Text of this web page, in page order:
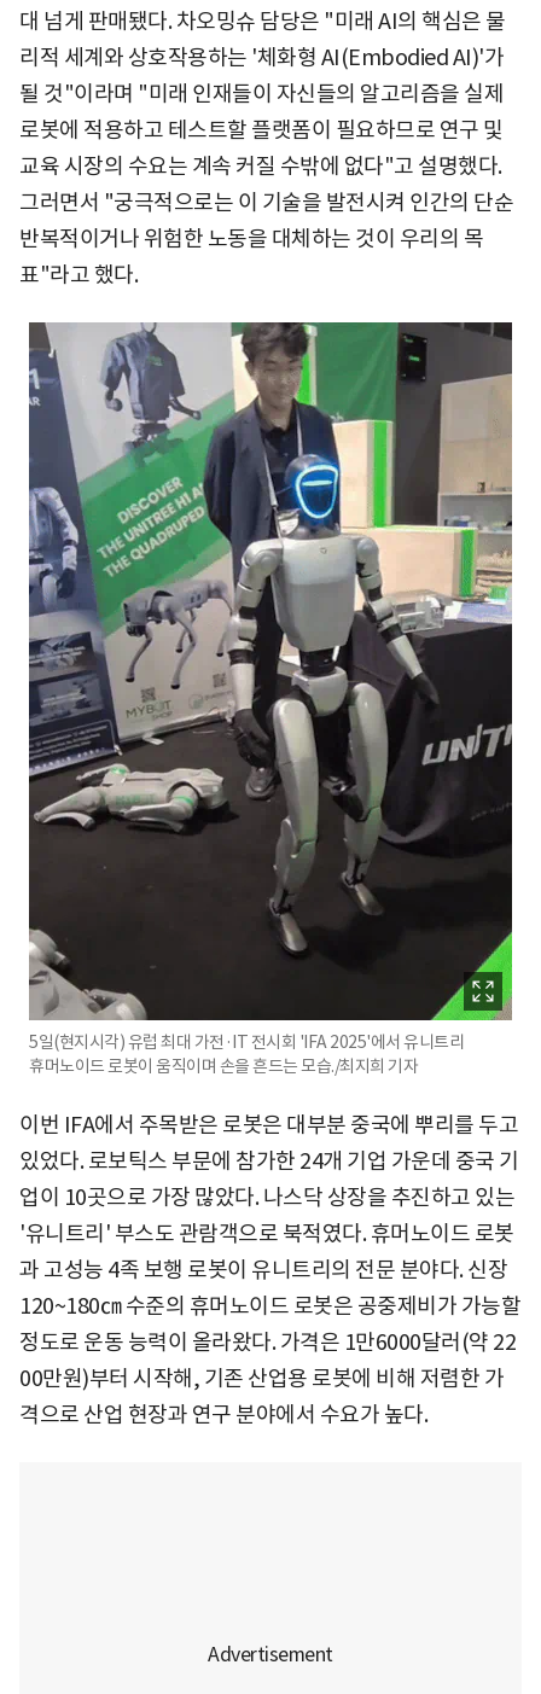
대 넘게 판매됐다. 차오밍슈 담당은 "미래 AI의 핵심은 물
리적 세계와 상호작용하는 '체화형 AI(Embodied AI)'가
될 것"이라며 "미래 인재들이 자신들의 알고리즘을 실제
로봇에 적용하고 테스트할 플랫폼이 필요하므로 연구 및
교육 시장의 수요는 계속 커질 수밖에 없다"고 설명했다.
그러면서 "궁극적으로는 이 기술을 발전시켜 인간의 단순
반복적이거나 위험한 노동을 대체하는 것이 우리의 목
표"라고 했다.
5일(현지시각) 유럽 최대 가전·IT 전시회 'IFA 2025'에서 유니트리
휴머노이드 로봇이 움직이며 손을 흔드는 모습./최지희 기자
이번 IFA에서 주목받은 로봇은 대부분 중국에 뿌리를 두고
있었다. 로보틱스 부문에 참가한 24개 기업 가운데 중국 기
업이 10곳으로 가장 많았다. 나스닥 상장을 추진하고 있는
'유니트리' 부스도 관람객으로 북적였다. 휴머노이드 로봇
과 고성능 4족 보행 로봇이 유니트리의 전문 분야다. 신장
120~180㎝ 수준의 휴머노이드 로봇은 공중제비가 가능할
정도로 운동 능력이 올라왔다. 가격은 1만6000달러(약 22
00만원)부터 시작해, 기존 산업용 로봇에 비해 저렴한 가
격으로 산업 현장과 연구 분야에서 수요가 높다.